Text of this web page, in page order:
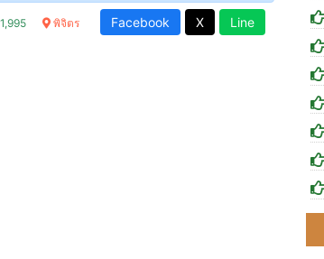
1,995 พิจิตร Facebook X Line